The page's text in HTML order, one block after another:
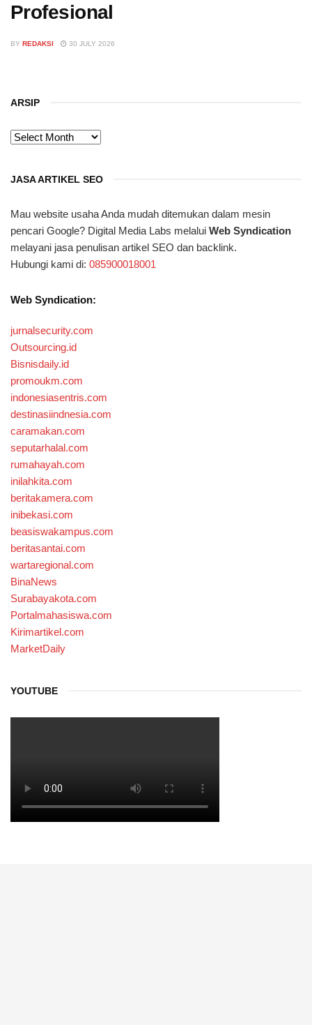
Profesional
BY REDAKSI 30 JULY 2026
ARSIP
ARSIP
JASA ARTIKEL SEO
Mau website usaha Anda mudah ditemukan dalam mesin
pencari Google? Digital Media Labs melalui Web Syndication
melayani jasa penulisan artikel SEO dan backlink.
Hubungi kami di: 085900018001
Web Syndication:
jurnalsecurity.com
Outsourcing.id
Bisnisdaily.id
promoukm.com
indonesiasentris.com
destinasiindnesia.com
caramakan.com
seputarhalal.com
rumahayah.com
inilahkita.com
beritakamera.com
inibekasi.com
beasiswakampus.com
beritasantai.com
wartaregional.com
BinaNews
Surabayakota.com
Portalmahasiswa.com
Kirimartikel.com
MarketDaily
YOUTUBE